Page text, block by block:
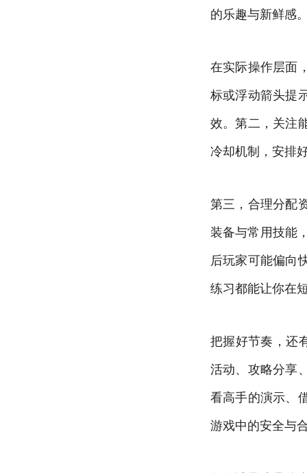
的乐趣与新鲜感
在实际操作层面
标或浮动箭头提
效。第二，关注
冷却机制，安排
第三，合理分配
装备与常用技能
后玩家可能偏向
练习都能让你在
把握好节奏，还
活动、攻略分享
看高手的演示、
游戏中的安全与